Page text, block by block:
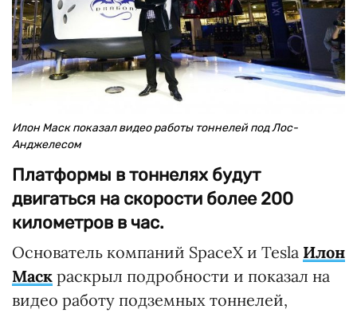
Илон Маск показал видео работы тоннелей под Лос-
Анджелесом
Платформы в тоннелях будут
двигаться на скорости более 200
километров в час.
Основатель компаний SpaceX и Tesla Илон
Маск раскрыл подробности и показал на
видео работу подземных тоннелей,